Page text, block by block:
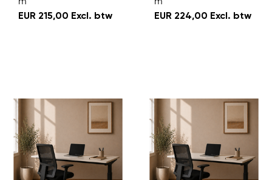
m
EUR 215,00 Excl. btw
m
EUR 224,00 Excl. btw